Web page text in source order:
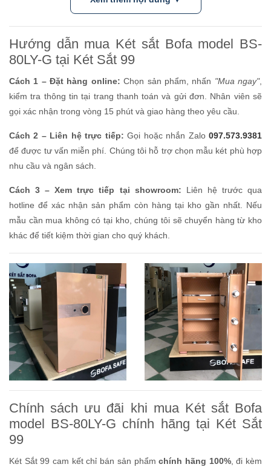
Hướng dẫn mua Két sắt Bofa model BS-
80LY-G tại Két Sắt 99
Cách 1 – Đặt hàng online: Chọn sản phẩm, nhấn "Mua ngay",
kiểm tra thông tin tại trang thanh toán và gửi đơn. Nhân viên sẽ
gọi xác nhận trong vòng 15 phút và giao hàng theo yêu cầu.
Cách 2 – Liên hệ trực tiếp: Gọi hoặc nhắn Zalo097.573.9381
để được tư vấn miễn phí. Chúng tôi hỗ trợ chọn mẫu két phù hợp
nhu cầu và ngân sách.
Cách 3 – Xem trực tiếp tại showroom: Liên hệ trước qua
hotline để xác nhận sản phẩm còn hàng tại kho gần nhất. Nếu
mẫu cần mua không có tại kho, chúng tôi sẽ chuyển hàng từ kho
khác để tiết kiệm thời gian cho quý khách.
Chính sách ưu đãi khi mua Két sắt Bofa
model BS-80LY-G chính hãng tại Két Sắt
99
Két Sắt 99 cam kết chỉ bán sản phẩmchính hãng 100%, đi kèm